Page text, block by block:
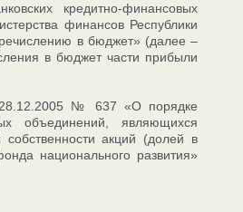
кредитно-финансовых
финансов Республики
в бюджет» (далее –
в бюджет части прибыли
28.12.2005 № 637 «О порядке
объединений, являющихся
акций (долей в
национального развития»